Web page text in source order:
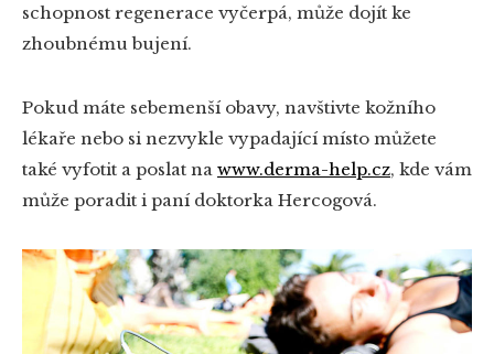
schopnost regenerace vyčerpá, může dojít ke
zhoubnému bujení.
Pokud máte sebemenší obavy, navštivte kožního
lékaře nebo si nezvykle vypadající místo můžete
také vyfotit a poslat na www.derma-help.cz, kde vám
může poradit i paní doktorka Hercogová.